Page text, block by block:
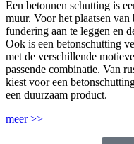
Een betonnen schutting is
muur. Voor het plaatsen
fundering aan te leggen en
Ook is een betonschutting
met de verschillende
passende combinatie. Van
kiest voor een
een duurzaam product.
meer >>